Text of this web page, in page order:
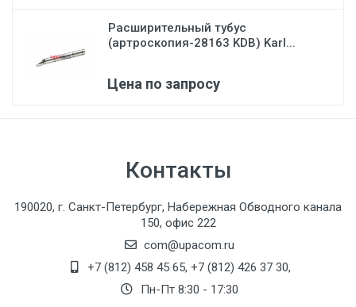
Расширительный тубус
(артроскопия-28163 KDB) Karl...
Цена по запросу
Контакты
190020, г. Санкт-Петербург, Набережная Обводного канала
150, офис 222
com@upacom.ru
+7 (812) 458 45 65, +7 (812) 426 37 30,
Пн-Пт 8:30 - 17:30